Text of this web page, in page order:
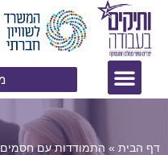
דף הבית » התמודדות עם חסמים